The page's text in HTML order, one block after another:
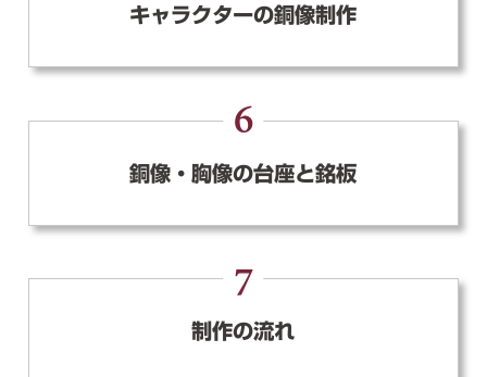
キャラクターの銅像制作
6
銅像・胸像の台座と銘板
7
制作の流れ